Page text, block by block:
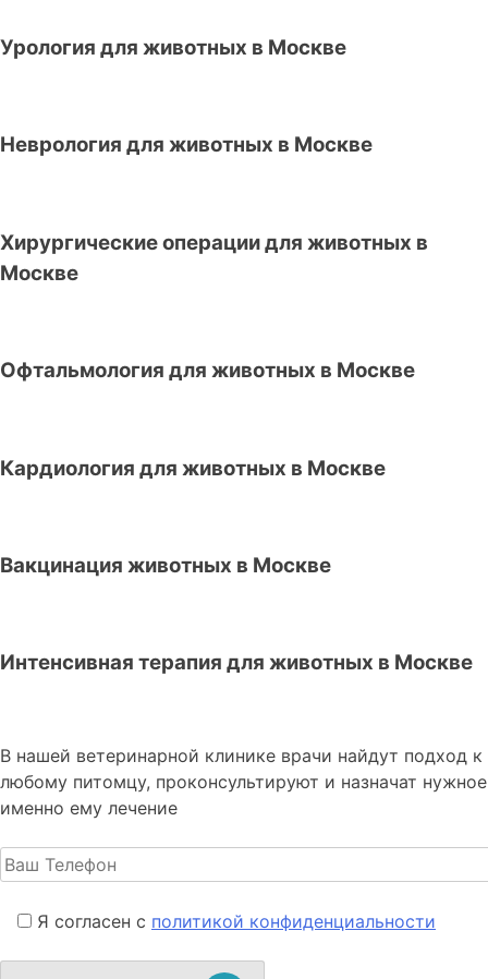
Урология для животных в Москве
Неврология для животных в Москве
Хирургические операции для животных в
Москве
Офтальмология для животных в Москве
Кардиология для животных в Москве
Вакцинация животных в Москве
Интенсивная терапия для животных в Москве
В нашей ветеринарной клинике врачи найдут подход к
любому питомцу, проконсультируют и назначат нужное
именно ему лечение
Я согласен с политикой конфиденциальности